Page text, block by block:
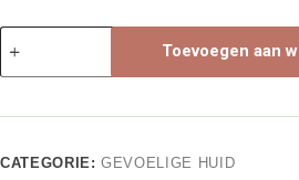
Aanvullend
pakket
-
Toevoegen aan
CATEGORIE:GEVOELIGE HUID